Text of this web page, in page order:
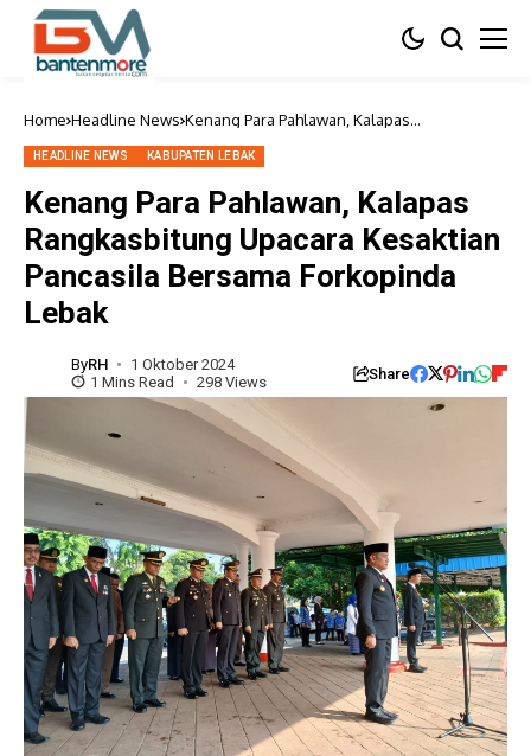
Home Headline News Kenang Para Pahlawan, Kalapas
Bersama Forkopinda Lebak
HEADLINE NEWS KABUPATEN LEBAK
Kenang Para Pahlawan, Kalapas
Rangkasbitung Upacara Kesaktian
Pancasila Bersama Forkopinda
Lebak
ByRH
1 Oktober 2024
1 Mins Read
298 Views Share